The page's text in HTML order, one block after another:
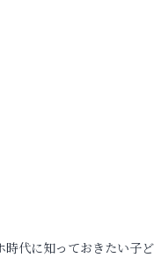
代に知っておきたい子